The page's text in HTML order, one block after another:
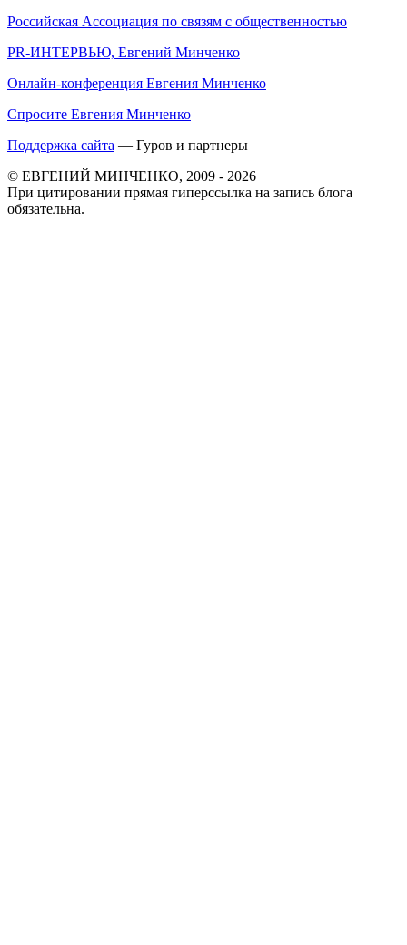
Российская Ассоциация по связям с общественностью
PR-ИНТЕРВЬЮ, Евгений Минченко
Онлайн-конференция Евгения Минченко
Спросите Евгения Минченко
Поддержка сайта — Гуров и партнеры
© ЕВГЕНИЙ МИНЧЕНКО, 2009 - 2026
При цитировании прямая гиперссылка на запись блога
обязательна.